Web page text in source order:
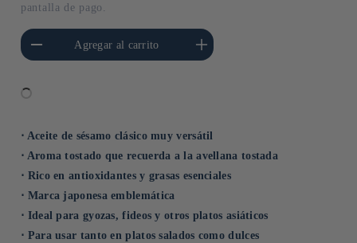
pantalla de pago.
para Default
Title
Agregar al carrito
Aumentar cantidad para Default
Title
⋅ Aceite de sésamo clásico muy versátil
⋅ Aroma tostado que recuerda a la avellana tostada
⋅ Rico en antioxidantes y grasas esenciales
⋅ Marca japonesa emblemática
⋅ Ideal para gyozas, fideos y otros platos asiáticos
⋅ Para usar tanto en platos salados como dulces